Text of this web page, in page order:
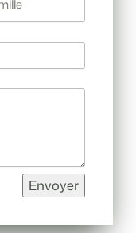
Envoyer